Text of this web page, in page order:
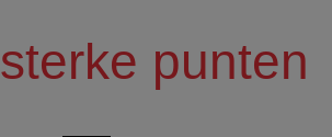
sterke punten